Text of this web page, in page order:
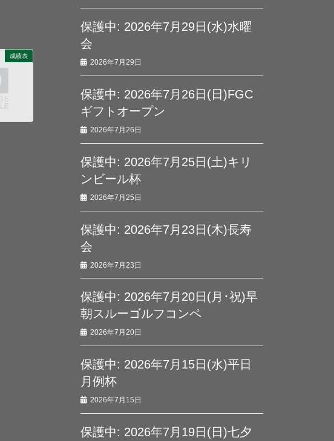
成績表
保護中: 2026年7月29日(水)水曜
会
2026年7月29日
保護中: 2026年7月26日(日)FGC
ギフトオープン
2026年7月26日
保護中: 2026年7月25日(土)キリ
ンビール杯
2026年7月25日
保護中: 2026年7月23日(木)長寿
会
2026年7月23日
保護中: 2026年7月20日(月･祝)早
朝スルーゴルフコンペ
2026年7月20日
保護中: 2026年7月15日(水)平日
月例杯
2026年7月15日
保護中: 2026年7月19日(日)七夕